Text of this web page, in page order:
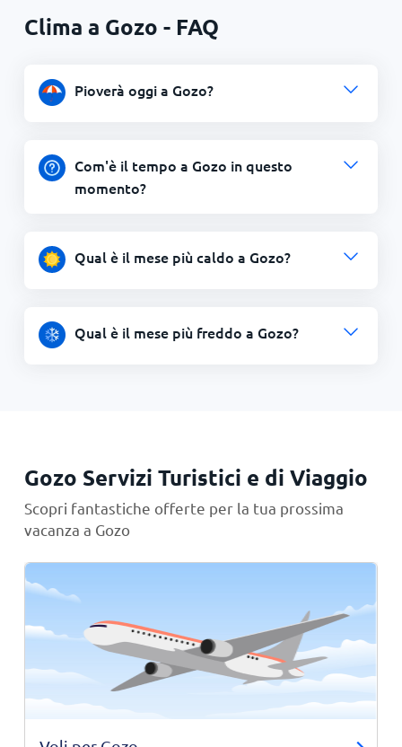
Clima a Gozo - FAQ
Pioverà oggi a Gozo?
Com'è il tempo a Gozo in questo
momento?
Qual è il mese più caldo a Gozo?
Qual è il mese più freddo a Gozo?
Gozo Servizi Turistici e di Viaggio
Scopri fantastiche offerte per la tua prossima
vacanza a Gozo